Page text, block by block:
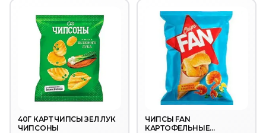
40Г КАРТ ЧИПСЫ ЗЕЛ ЛУК
ЧИПСОНЫ
ЧИПСЫ FAN
КАРТОФЕЛЬНЫЕ